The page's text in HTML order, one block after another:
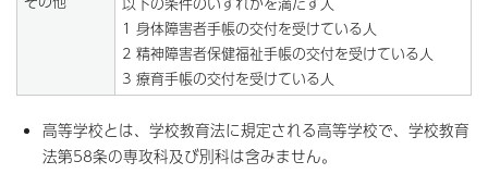
1 身体障害者手帳の交付を受けている人
2 精神障害者保健福祉手帳の交付を受けている人
3 療育手帳の交付を受けている人
高等学校とは、学校教育法に規定される高等学校で、学校教育
法第58条の専攻科及び別科は含みません。